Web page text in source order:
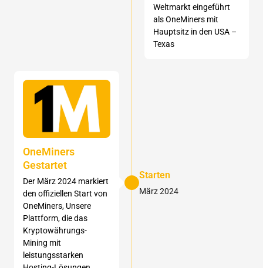
Weltmarkt eingeführt
als OneMiners mit
Hauptsitz in den USA –
Texas
Starten
März 2024
OneMiners
Gestartet
Der März 2024 markiert
den offiziellen Start von
OneMiners, Unsere
Plattform, die das
Kryptowährungs-
Mining mit
leistungsstarken